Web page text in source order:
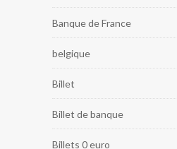
Banque de France
belgique
Billet
Billet de banque
Billets 0 euro